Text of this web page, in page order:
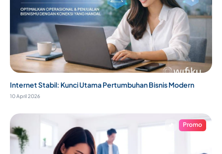
Internet Stabil: Kunci Utama Pertumbuhan Bisnis Modern
10 April 2026
Promo